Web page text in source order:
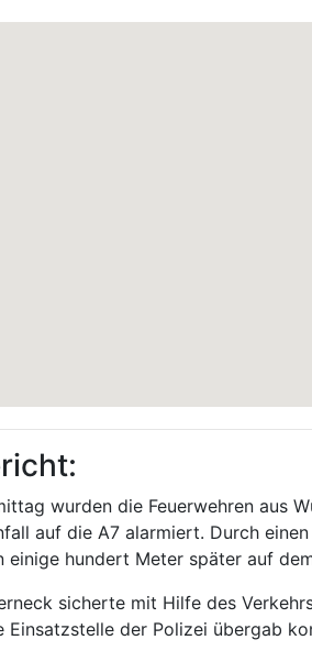
wurden die Feuerwehren aus
auf die A7 alarmiert. Durch
einige hundert Meter später auf
sicherte mit Hilfe des
Einsatzstelle der Polizei übergab